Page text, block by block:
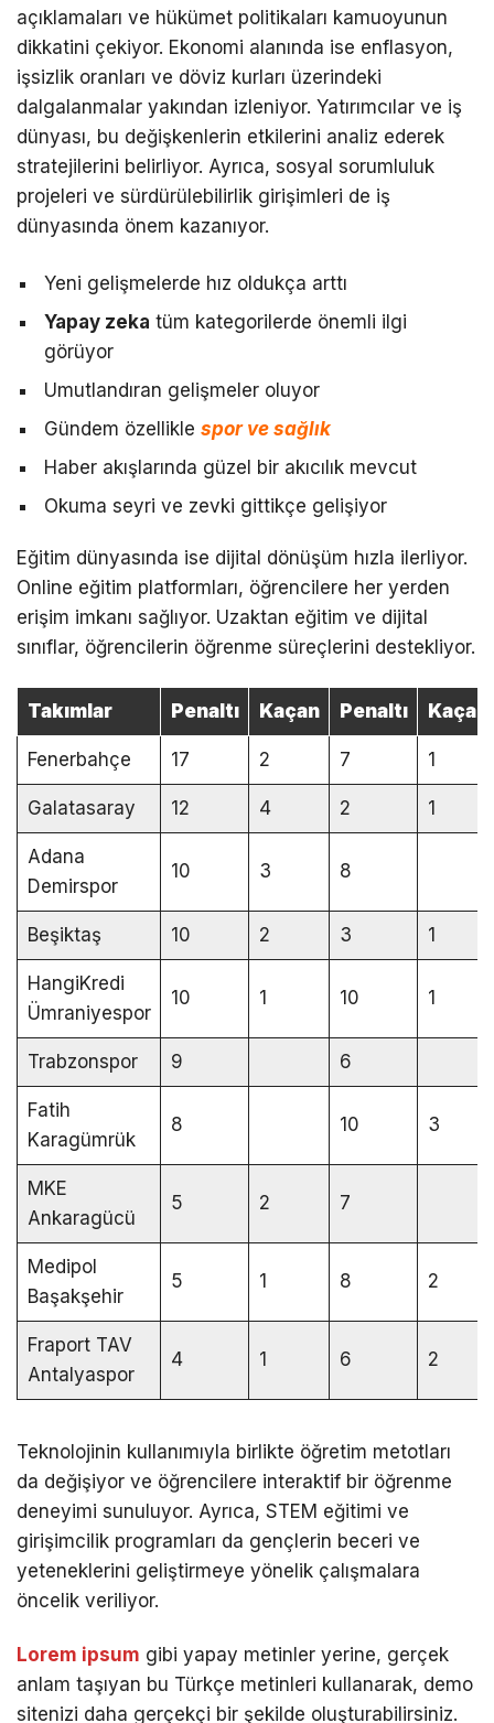
açıklamaları ve hükümet politikaları kamuoyunun
dikkatini çekiyor. Ekonomi alanında ise enflasyon,
işsizlik oranları ve döviz kurları üzerindeki
dalgalanmalar yakından izleniyor. Yatırımcılar ve iş
dünyası, bu değişkenlerin etkilerini analiz ederek
stratejilerini belirliyor. Ayrıca, sosyal sorumluluk
projeleri ve sürdürülebilirlik girişimleri de iş
dünyasında önem kazanıyor.
Yeni gelişmelerde hız oldukça arttı
Yapay zeka tüm kategorilerde önemli ilgi
görüyor
Umutlandıran gelişmeler oluyor
Gündem özellikle spor ve sağlık
Haber akışlarında güzel bir akıcılık mevcut
Okuma seyri ve zevki gittikçe gelişiyor
Eğitim dünyasında ise dijital dönüşüm hızla ilerliyor.
Online eğitim platformları, öğrencilere her yerden
erişim imkanı sağlıyor. Uzaktan eğitim ve dijital
sınıflar, öğrencilerin öğrenme süreçlerini destekliyor.
Takımlar Penaltı Kaçan Penaltı Kaçan
Fenerbahçe 17 2 7 1
Galatasaray 12 4 2 1
Adana
Demirspor
10 3 8
Beşiktaş 10 2 3 1
HangiKredi
Ümraniyespor
10 1 10 1
Trabzonspor 9 6
Fatih
Karagümrük
8 10 3
MKE
Ankaragücü
5 2 7
Medipol
Başakşehir
5 1 8 2
Fraport TAV
Antalyaspor
4 1 6 2
Teknolojinin kullanımıyla birlikte öğretim metotları
da değişiyor ve öğrencilere interaktif bir öğrenme
deneyimi sunuluyor. Ayrıca, STEM eğitimi ve
girişimcilik programları da gençlerin beceri ve
yeteneklerini geliştirmeye yönelik çalışmalara
öncelik veriliyor.
Lorem ipsum gibi yapay metinler yerine, gerçek
anlam taşıyan bu Türkçe metinleri kullanarak, demo
sitenizi daha gerçekçi bir şekilde oluşturabilirsiniz.